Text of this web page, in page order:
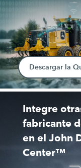
Descargar la
Integre
fabricante
en el John
Center™